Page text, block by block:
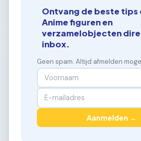
Ontvang de beste tips
Anime figuren en
verzamelobjecten
inbox.
Geen spam. Altijd afmelden
Aanmelden →